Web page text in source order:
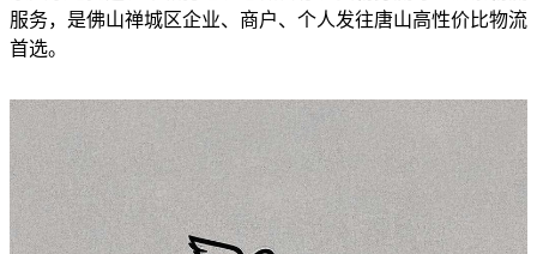
服务，是佛山禅城区企业、商户、个人发往唐山高性价比物流
首选。